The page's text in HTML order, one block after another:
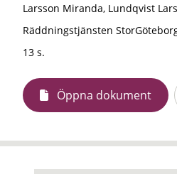
Larsson Miranda, Lundqvist Lars
Räddningstjänsten
13 s.
Öppna dokument